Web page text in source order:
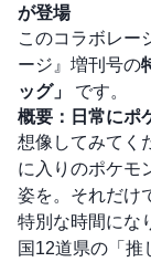
が登場
このコラボレー
ージ』増刊号の
ッグ」
です。
概要：日常にポ
想像してみてく
に入りのポケモ
姿を。それだけ
特別な時間にな
国12道県の「推